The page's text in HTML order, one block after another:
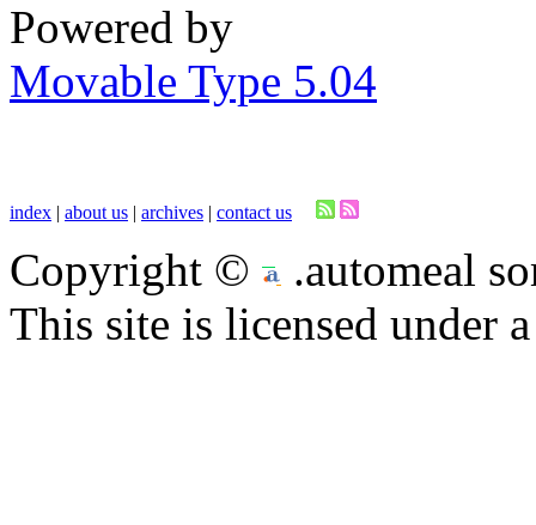
Powered by
Movable Type 5.04
index | about us | archives | contact us
Copyright ©
.automeal
This site is licensed under